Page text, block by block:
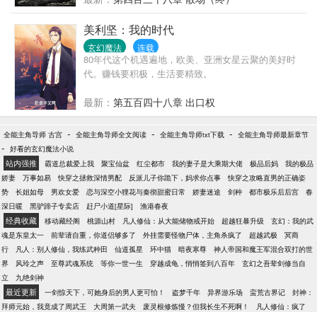
美利坚：我的时代
玄幻魔法 连载
80年代这个机遇遍地，欧美、亚洲女星云聚的美好时
代。赚钱要积极，生活要精致。
最新： 第五百四十八章 出口权
全能主角导师 古宫 - 全能主角导师全文阅读 - 全能主角导师txt下载 - 全能主角导师最新章节
- 好看的玄幻魔法小说
站内强推 霸道总裁爱上我 聚宝仙盆 红尘都市 我的妻子是大乘期大佬 极品后妈
我的极品
娇妻
万事如易 快穿之拯救深情男配 反派儿子你跪下，妈求你点事
快穿之攻略直男的正确姿
势
长姐如母 男欢女爱 恋与深空小狸花与秦彻甜蜜日常 娇妻迷途 剑种 都市极乐后后宫
春
深日暖
黑驴蹄子专卖店 赶尸小道[星际] 渔港春夜
经典收藏 移动藏经阁 桃源山村 凡人修仙：从大能储物戒开始 超越狂暴升级
玄幻：我的武
魂是东皇太一
前辈请自重，你道侣够多了 外挂需要怪物尸体，主角杀疯了 超越武极
冥商
行
凡人：别人修仙，我练武种田 仙道孤星 环中猫 暗夜寒尊
神人帝国和魔王军混合双打的世
界
风玲之声 至尊武魂系统 等你一世一生 穿越成龟，悄悄签到八百年
玄幻之吾辈剑修当自
立
九绝剑神
最近更新 一剑惊天下，可她身后的男人更可怕！ 盗梦千年 异界游乐场 蛮荒古界记
封神：
拜师元始，我竟成了周武王
大周第一武夫 废灵根修炼慢？但我长生不死啊！
凡人修仙：疯了